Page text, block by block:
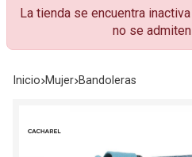
La tienda se encuentra
no se
Inicio mujer bandoleras